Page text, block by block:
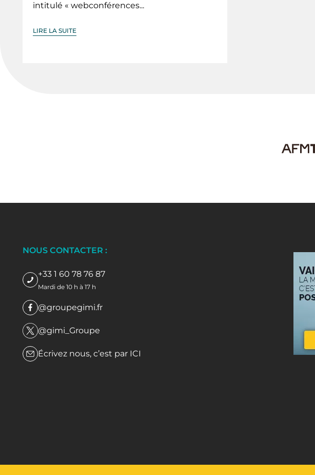
intitulé « webconférences...
LIRE LA SUITE
NOUS CONTACTER :
+33 1 60 78 76 87
Mardi de 10 h à 17 h
@groupegimi.fr
@gimi_Groupe
Écrivez nous, c’est par ICI